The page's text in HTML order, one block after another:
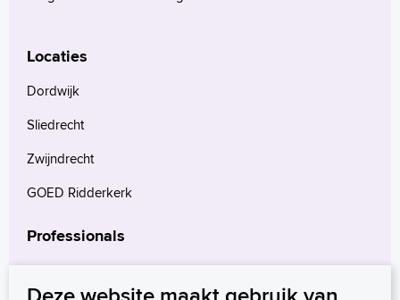
Locaties
Dordwijk
Sliedrecht
Zwijndrecht
GOED Ridderkerk
Professionals
Verwijzers